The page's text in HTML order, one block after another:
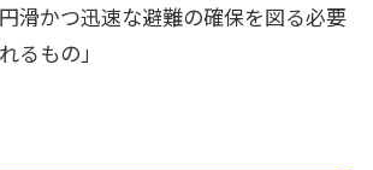
滑かつ迅速な避難の確保を図る必要
るもの」